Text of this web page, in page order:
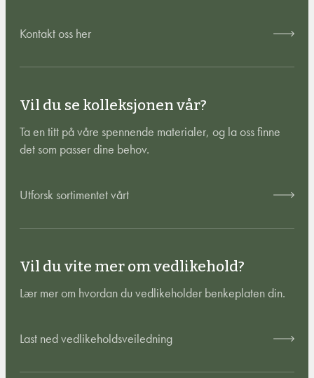
Kontakt oss her
Vil du se kolleksjonen vår?
Ta en titt på våre spennende materialer, og la oss finne
det som passer dine behov.
Utforsk sortimentet vårt
Vil du vite mer om vedlikehold?
Lær mer om hvordan du vedlikeholder benkeplaten din.
Last ned vedlikeholdsveiledning